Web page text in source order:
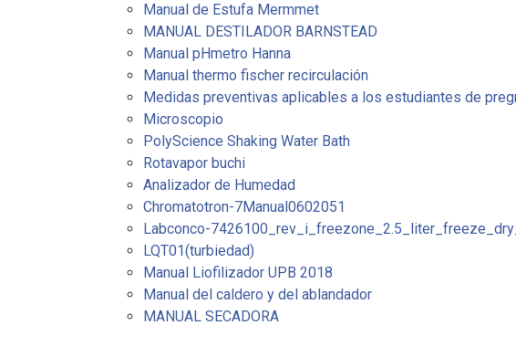
Manual de Estufa Mermmet
MANUAL DESTILADOR BARNSTEAD
Manual pHmetro Hanna
Manual thermo fischer recirculación
Medidas preventivas aplicables a los estudiantes de
Microscopio
PolyScience Shaking Water Bath
Rotavapor buchi
Analizador de Humedad
Chromatotron-7Manual0602051
Labconco-
LQT01(turbiedad)
Manual Liofilizador UPB 2018
Manual del caldero y del ablandador
MANUAL SECADORA